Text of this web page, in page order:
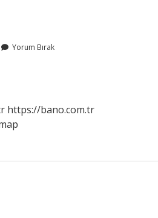
Yorum Bırak
https://bano.com.tr